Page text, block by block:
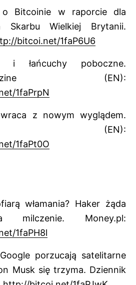
o Bitcoinie w raporcie dla
Skarbu Wielkiej Brytanii.
bitcoi.net/1faP6U6
i łańcuchy poboczne.
(EN):
1faPrpN
z nowym wyglądem.
(EN):
1faPt0O
włamania? Haker żąda
milczenie. Money.pl:
1faPH8l
porzucają satelitarne
Musk się trzyma. Dziennik